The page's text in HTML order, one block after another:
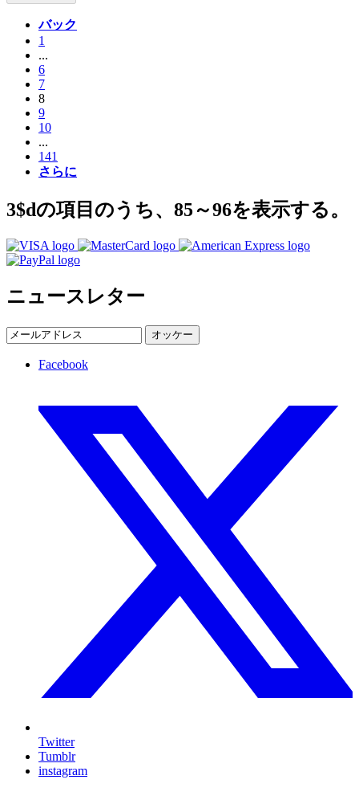
バック
1
...
6
7
8
9
10
...
141
さらに
3$dの項目のうち、85～96を表示する。
ニュースレター
オッケー
Facebook
Twitter
Tumblr
instagram